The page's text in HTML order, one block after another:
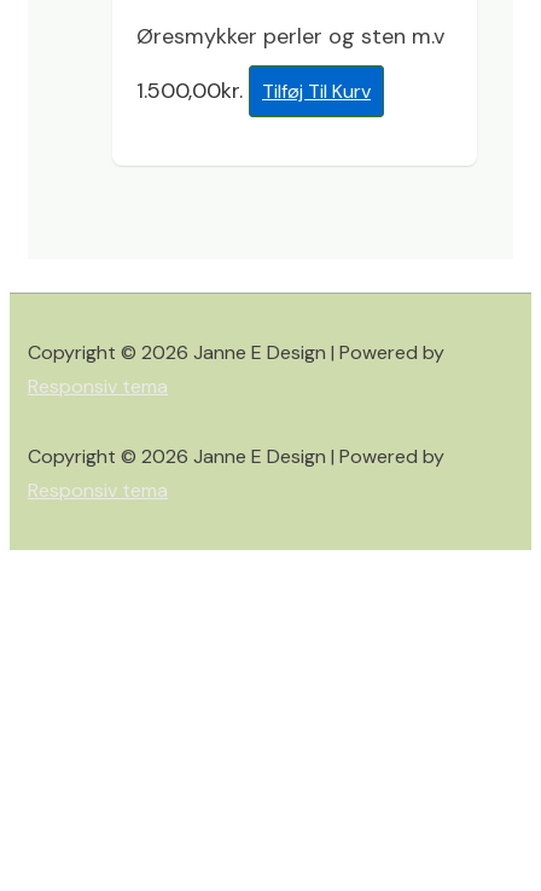
Øresmykker perler og sten m.v
1.500,00kr. Tilføj Til Kurv
Copyright © 2026 Janne E Design | Powered by
Responsiv tema
Copyright © 2026 Janne E Design | Powered by
Responsiv tema